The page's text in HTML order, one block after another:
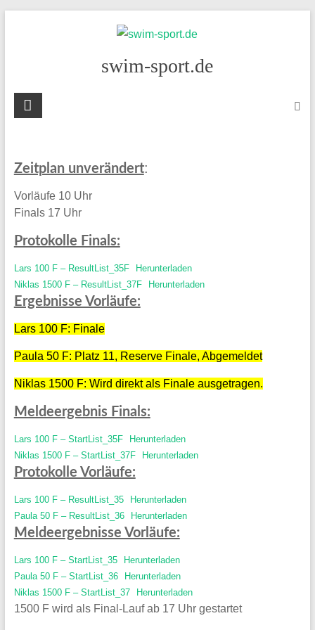
swim-sport.de
Zeitplan unverändert:
Vorläufe 10 Uhr
Finals 17 Uhr
Protokolle Finals:
Lars 100 F – ResultList_35F
Herunterladen
Niklas 1500 F – ResultList_37F
Herunterladen
Ergebnisse Vorläufe:
Lars 100 F: Finale
Paula 50 F: Platz 11, Reserve Finale, Abgemeldet
Niklas 1500 F: Wird direkt als Finale ausgetragen.
Meldeergebnis Finals:
Lars 100 F – StartList_35F
Herunterladen
Niklas 1500 F – StartList_37F
Herunterladen
Protokolle Vorläufe:
Lars 100 F – ResultList_35
Herunterladen
Paula 50 F – ResultList_36
Herunterladen
Meldeergebnisse Vorläufe:
Lars 100 F – StartList_35
Herunterladen
Paula 50 F – StartList_36
Herunterladen
Niklas 1500 F – StartList_37
Herunterladen
1500 F wird als Final-Lauf ab 17 Uhr gestartet